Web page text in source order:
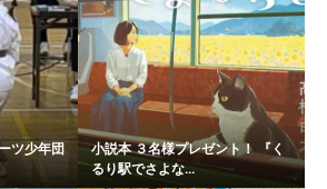
ツ少年団
小説本 ３名様プレゼント！ 『く
るり駅でさよな...